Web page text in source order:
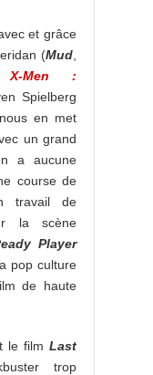
et grâce
(Mud
X-Men :
Spielberg
en met
un grand
a aucune
course de
travail de
la scène
Player
pop culture
de haute
le film Last
trop